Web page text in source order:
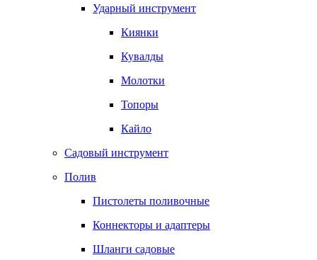
Ударный инструмент
Киянки
Кувалды
Молотки
Топоры
Кайло
Садовый инструмент
Полив
Пистолеты поливочные
Коннекторы и адаптеры
Шланги садовые